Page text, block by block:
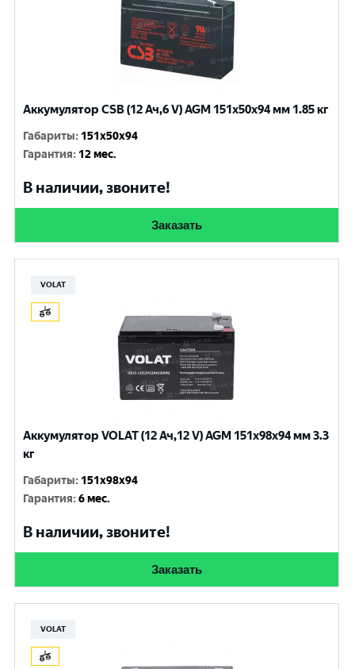
Аккумулятор CSB (12 Ач,6 V) AGM 151x50x94 мм 1.85 кг
Габариты: 151x50x94
Гарантия: 12 мес.
В наличии, звоните!
Заказать
VOLAT
Аккумулятор VOLAT (12 Ач,12 V) AGM 151x98x94 мм 3.3
кг
Габариты: 151x98x94
Гарантия:6 мес.
В наличии, звоните!
Заказать
VOLAT